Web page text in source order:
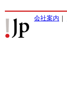
会社案内 ｜